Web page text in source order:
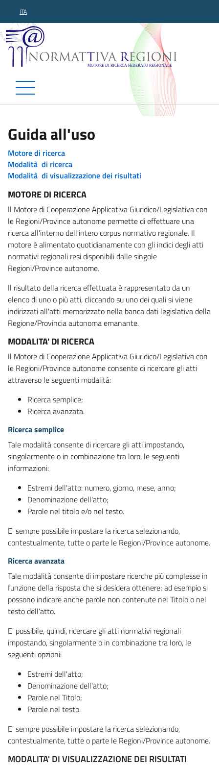
ITA
Normattiva Regioni -
Guida all'uso
Motore di ricerca
Modalità di ricerca
Modalità di visualizzazione dei risultati
MOTORE DI RICERCA
Il Motore di Cooperazione Applicativa Giuridico/Legislativa con
le Regioni/Province autonome permette di effettuare una
ricerca all'interno dell'intero corpus normativo regionale. Il
motore è alimentato quotidianamente con gli indici degli atti
normativi regionali resi disponibili dalle singole
Regioni/Province autonome.
Il risultato della ricerca effettuata è rappresentato da un
elenco di uno o più atti, cliccando su uno dei quali si viene
indirizzati all'atti memorizzato nella banca dati legislativa della
Regione/Provincia autonoma emanante.
MODALITA' DI RICERCA
Il Motore di Cooperazione Applicativa Giuridico/Legislativa con
le Regioni/Province autonome consente di ricercare gli atti
attraverso le seguenti modalità:
Ricerca semplice;
Ricerca avanzata.
Ricerca semplice
Tale modalità consente di ricercare gli atti impostando,
singolarmente o in combinazione tra loro, le seguenti
informazioni:
Estremi dell'atto: numero, giorno, mese, anno;
Denominazione dell'atto;
Parole nel titolo e/o nel testo.
E' sempre possibile impostare la ricerca selezionando,
contestualmente, tutte o parte le Regioni/Province autonome.
Ricerca avanzata
Tale modalità consente di impostare ricerche più complesse in
funzione della risposta che si desidera ottenere; ad esempio si
possono indicare anche parole non contenute nel Titolo o nel
testo dell'atto.
E' possibile, quindi, ricercare gli atti normativi regionali
impostando, singolarmente o in combinazione tra loro, le
seguenti opzioni:
Estremi dell'atto;
Denominazione dell'atto;
Parole nel Titolo;
Parole nel testo.
E' sempre possibile impostare la ricerca selezionando,
contestualmente, tutte o parte le Regioni/Province autonome.
MODALITA' DI VISUALIZZAZIONE DEI RISULTATI